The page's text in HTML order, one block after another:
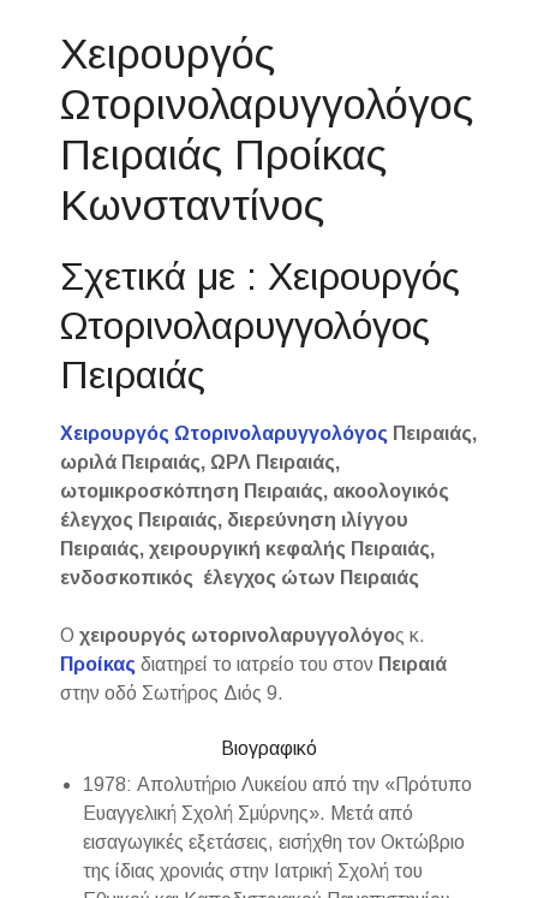
Χειρουργός
Ωτορινολαρυγγολόγος
Πειραιάς Προίκας
Κωνσταντίνος
Σχετικά με : Χειρουργός
Ωτορινολαρυγγολόγος
Πειραιάς
Χειρουργός Ωτορινολαρυγγολόγος Πειραιάς,
ωριλά Πειραιάς, ΩΡΛ Πειραιάς,
ωτομικροσκόπηση Πειραιάς, ακοολογικός
έλεγχος Πειραιάς, διερεύνηση ιλίγγου
Πειραιάς, χειρουργική κεφαλής Πειραιάς,
ενδοσκοπικός έλεγχος ώτων Πειραιάς
Οχειρουργός ωτορινολαρυγγολόγος κ.
Προίκας διατηρεί το ιατρείο του στον Πειραιά
στην οδό Σωτήρος Διός 9.
Βιογραφικό
1978: Απολυτήριο Λυκείου από την «Πρότυπο
Ευαγγελική Σχολή Σμύρνης». Μετά από
εισαγωγικές εξετάσεις, εισήχθη τον Οκτώβριο
της ίδιας χρονιάς στην Ιατρική Σχολή του